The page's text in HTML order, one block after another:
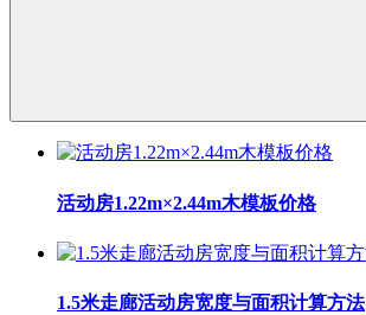
活动房1.22m×2.44m木模板价格
1.5米走廊活动房宽度与面积计算方法